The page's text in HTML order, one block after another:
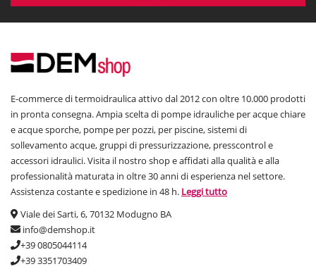
E-commerce di termoidraulica attivo dal 2012 con oltre 10.000 prodotti
in pronta consegna. Ampia scelta di pompe idrauliche per acque chiare
e acque sporche, pompe per pozzi, per piscine, sistemi di
sollevamento acque, gruppi di pressurizzazione, presscontrol e
accessori idraulici. Visita il nostro shop e affidati alla qualità e alla
professionalità maturata in oltre 30 anni di esperienza nel settore.
Assistenza costante e spedizione in 48 h. Leggi tutto
Viale dei Sarti, 6, 70132 Modugno BA
info@demshop.it
+39 0805044114
+39 3351703409